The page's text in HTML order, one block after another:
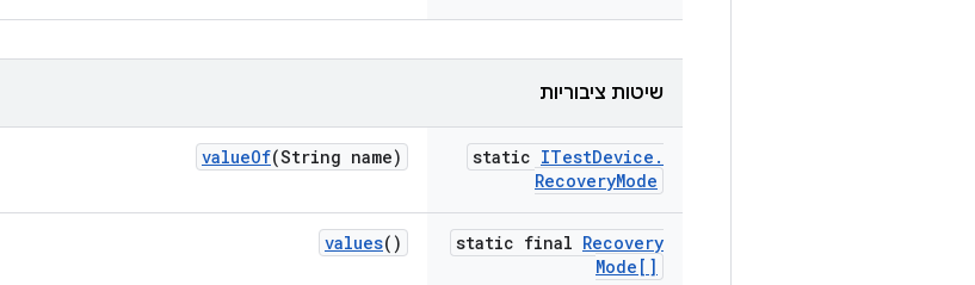
שיטות ציבוריות
static ITestDevice .
RecoveryMode
valueOf(String name)
static final Recovery
Mode[]
values()